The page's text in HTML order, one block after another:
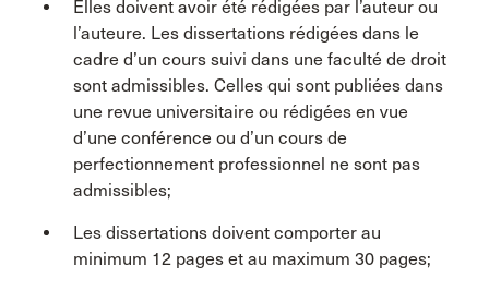
Elles doivent avoir été rédigées par l’auteur ou
l’auteure. Les dissertations rédigées dans le
cadre d’un cours suivi dans une faculté de droit
sont admissibles. Celles qui sont publiées dans
une revue universitaire ou rédigées en vue
d’une conférence ou d’un cours de
perfectionnement professionnel ne sont pas
admissibles;
Les dissertations doivent comporter au
minimum 12 pages et au maximum 30 pages;